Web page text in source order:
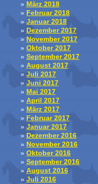
März 2018
Februar 2018
Januar 2018
Dezember 2017
November 2017
Oktober 2017
September 2017
August 2017
Juli 2017
Juni 2017
Mai 2017
April 2017
März 2017
Februar 2017
Januar 2017
Dezember 2016
November 2016
Oktober 2016
September 2016
August 2016
Juli 2016